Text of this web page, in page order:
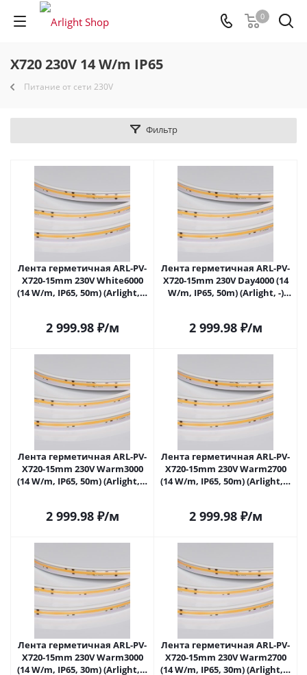
0
X720 230V 14 W/m IP65
Питание от сети 230V
Фильтр
Лента герметичная ARL-PV-
X720-15mm 230V White6000
(14 W/m, IP65, 50m) (Arlight, -)
2 999.98₽/м
Лента герметичная ARL-PV-
X720-15mm 230V Day4000 (14
W/m, IP65, 50m) (Arlight, -)
2 999.98₽/м
Лента герметичная ARL-PV-
X720-15mm 230V Warm3000
(14 W/m, IP65, 50m) (Arlight, -)
2 999.98₽/м
Лента герметичная ARL-PV-
X720-15mm 230V Warm2700
(14 W/m, IP65, 50m) (Arlight, -)
2 999.98₽/м
Лента герметичная ARL-PV-
X720-15mm 230V Warm3000
(14 W/m, IP65, 30m) (Arlight, -)
Лента герметичная ARL-PV-
X720-15mm 230V Warm2700
(14 W/m, IP65, 30m) (Arlight, -)